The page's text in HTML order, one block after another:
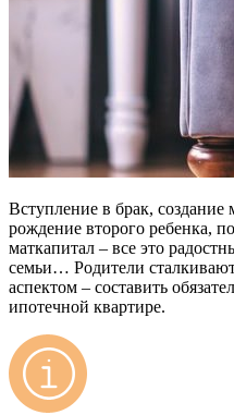
Вступление в брак, создание
рождение второго ребенка,
маткапитал – все это
семьи… Родители
аспектом – составить
ипотечной квартире.